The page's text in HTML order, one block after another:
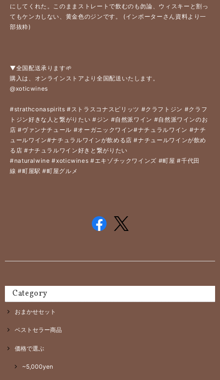
にしてくれた。このままストレートで飲むのも勿論、ウィスキーと割っ
てもケンカしない、黄金色のジンです。 (インポーターさん資料より一
部抜粋)
▼全国配送承ります🌱
購入は、オンラインストアより全国配送いたします。
@xoticwines
#strathconaspirits #ストラスコナスピリッツ #クラフトジン #クラフ
トジン好きな人と繋がりたい #ジン #自然派ワイン #自然派ワインのお
店 #ヴァンナチュール #オーガニックワイン#ナチュラルワイン #ナチ
ュールワイン#ナチュラルワインが飲める店 #ナチュールワインが飲め
る店 #ナチュラルワイン好きと繋がりたい
#naturalwine #xoticwines #エキゾチックワインズ #町屋 #千代田
線 #町屋駅 #町屋グルメ
Category
おまかせセット
ベストセラー商品
価格で選ぶ
~5,000yen